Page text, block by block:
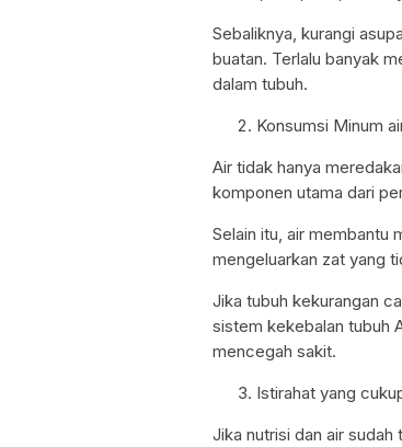
Sebaliknya, kurangi
buatan. Terlalu banyak
dalam tubuh.
Konsumsi Minum
Air tidak hanya
komponen utama dari
Selain itu, air membantu
mengeluarkan zat yang
Jika tubuh kekurangan
sistem kekebalan tubuh
mencegah sakit.
Istirahat yang
Jika nutrisi dan air